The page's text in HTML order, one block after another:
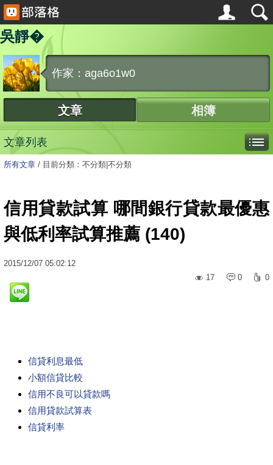
吳靜�
作家：aga6o1w0
文章 相簿
文章列表
所有文章 / 目前分類：不分類|不分類
信用貸款試算 哪間銀行貸款最優惠
與低利率試算推薦 (140)
2015/12/07 05:02:12
17
0 0
信貸利息最低
小額信貸比較
信用不良可以貸款嗎
信用貸款試算表
信貸利率